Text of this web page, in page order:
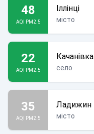
48
AQI PM2.5
Іллінці
місто
22
AQI PM2.5
Качанівка
село
35
AQI PM2.5
Ладижин
місто